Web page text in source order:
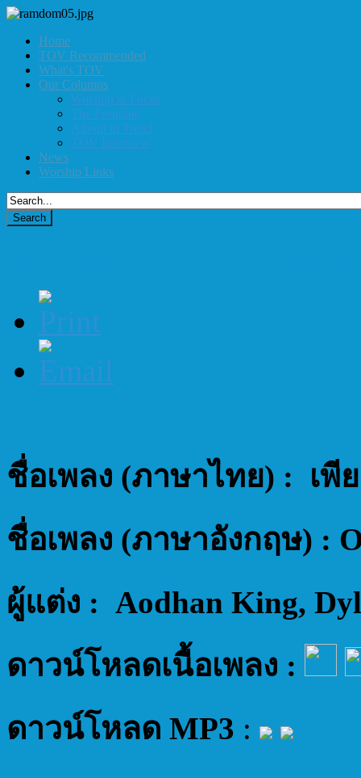
Home
TOV Recommended
What's TOV
Our Columns
Worship in Focus
The Frontline
Album in Trend
TOV Interview
News
Worship Links
ชื่อเพลง (ภาษาไทย) : เพี
ชื่อเพลง (ภาษาอังกฤษ) :
ผู้แต่ง : Aodhan King,
ดาวน์โหลดเนื้อเพลง :
ดาวน์โหลด MP3 :